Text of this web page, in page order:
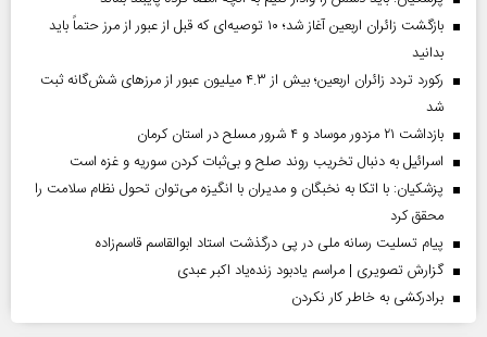
بازگشت زائران اربعین آغاز شد؛ ۱۰ توصیه‌ای که قبل از عبور از مرز حتماً باید
بدانید
رکورد تردد زائران اربعین؛ بیش از ۴.۳ میلیون عبور از مرزهای شش‌گانه ثبت
شد
بازداشت ۲۱ مزدور موساد و ۴ شرور مسلح در استان کرمان
اسرائیل به دنبال تخریب روند صلح و بی‌ثبات کردن سوریه و غزه است
پزشکیان: با اتکا به نخبگان و مدیران با انگیزه می‌توان تحول نظام سلامت را
محقق کرد
پیام تسلیت رسانه ملی در پی درگذشت استاد ابوالقاسم قاسم‌زاده
گزارش تصویری | مراسم یادبود زنده‌یاد اکبر عبدی
برادرکشی به خاطر کار نکردن